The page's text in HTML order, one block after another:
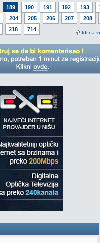
189 190 191 192 193
204 205 206 207
208
218 714
Idi na